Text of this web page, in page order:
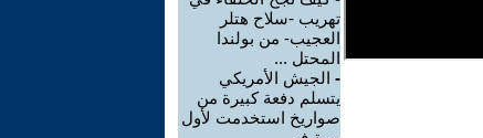
تهريب -سلاح هتلر
العجيب- من بولندا
المحتل ...
- الجيش الأمريكي
يتسلم دفعة كبيرة من
صواريخ استخدمت لأول